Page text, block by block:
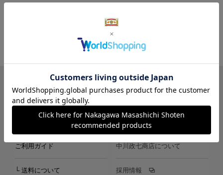
LINE Instagram X Facebook メールマガジン
ご利用ガイド
└ 送料について
中川政七商店について
採用情報